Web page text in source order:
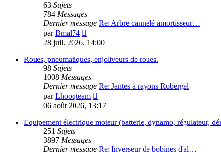
63 Sujets
784 Messages
Dernier message Re: Arbre cannelé amortisseur…
parBmal74
le
message
28 juil. 2026, 14:00
Roues, pneumatiques, enjoliveurs de roues.
98 Sujets
1008 Messages
Dernier message Re: Jantes à rayons Robergel
parLhooqteam
le
message
06 août 2026, 13:17
Equipement électrique moteur (batterie, dynamo, régulateur,
251 Sujets
3897 Messages
Dernier message Re: Inverseur de bobines d'al…